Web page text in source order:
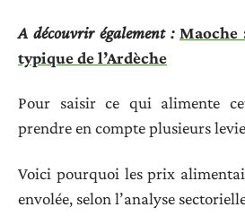
A découvrir également : Maoche
typique de l’Ardèche
Pour saisir ce qui alimente
prendre en compte plusieurs
Voici pourquoi les prix
envolée, selon l’analyse